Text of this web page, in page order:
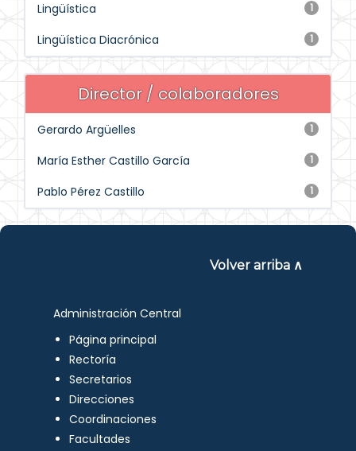
1
Lingüística
1
Lingüística Diacrónica
Director / colaboradores
1
Gerardo Argüelles
1
María Esther Castillo García
1
Pablo Pérez Castillo
Volver arriba ∧
Administración Central
Página principal
Rectoría
Secretarios
Direcciones
Coordinaciones
Facultades